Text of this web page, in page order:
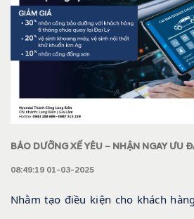
BẢO DƯỠNG XẾ YÊU – NHẬN NGAY ƯU
08:49:19 01-03-2025
Nhằm tạo điều kiện cho khách